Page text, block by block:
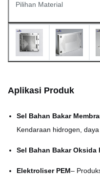
Pilihan Material
Rentang Ketebalan
Ukuran Pelat Maks
Waktu Pimpin
Aplikasi Produk
Sel Bahan Bakar
Kendaraan hidrogen, daya
Sel Bahan Bakar Oksida
Elektroliser PEM–